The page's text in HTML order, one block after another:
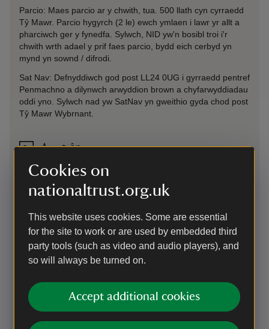
Cookies on
nationaltrust.org.uk
This website uses cookies. Some are essential
for the site to work or are used by embedded third
party tools (such as video and audio players), and
so will always be turned on.
Accept additional cookies
Parcio: Maes parcio ar y chwith, tua. 500 llath cyn cyrraedd
Tŷ Mawr. Parcio hygyrch (2 le) ewch ymlaen i lawr yr allt a
pharciwch ger y fynedfa. Sylwch, NID yw'n bosibl troi i'r
chwith wrth adael y prif faes parcio, bydd eich cerbyd yn
mynd yn sownd / difrodi.
Sat Nav: Defnyddiwch god post LL24 0UG i gyrraedd pentref
Penmachno a dilynwch arwyddion brown a chyfarwyddiadau
oddi yno. Sylwch nad yw SatNav yn gweithio gyda chod post
Tŷ Mawr Wybrnant.
Ar y trên
Pont-y-Pant 2½ milltir
Llanrwst i Gwm Penmachno (mynd heibio gorsaf drenau
Betws-y-coed). Oddi ar y bws ym Mhenmachno, yna taith
gerdded 2-filltir.
Beicio mwy o wybodaeth